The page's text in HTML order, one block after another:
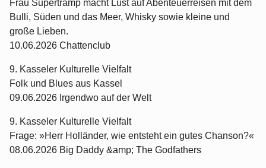
Frau Supertramp macht Lust auf Abenteuerreisen mit dem
Bulli, Süden und das Meer, Whisky sowie kleine und
große Lieben.
10.06.2026 Chattenclub
9. Kasseler Kulturelle Vielfalt
Folk und Blues aus Kassel
09.06.2026 Irgendwo auf der Welt
9. Kasseler Kulturelle Vielfalt
Frage: »Herr Holländer, wie entsteht ein gutes Chanson?«
08.06.2026 Big Daddy &amp; The Godfathers